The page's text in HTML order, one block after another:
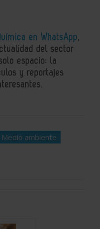
en WhatsApp,
del sector
espacio: la
y reportajes
Medio ambiente